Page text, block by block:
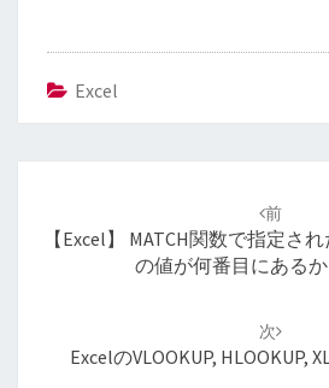
Excel
前
【Excel】 MATCH関数で指定さ
の値が何番目にある
次
ExcelのVLOOKUP, HLOOKUP,